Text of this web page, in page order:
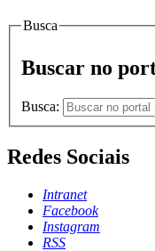
Busca
Buscar no
Busca:
Redes Sociais
Intranet
Facebook
Instagram
RSS